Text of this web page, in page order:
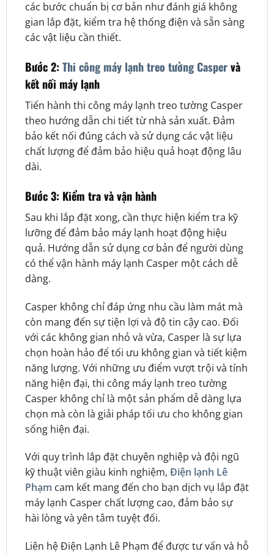
các bước chuẩn bị cơ bản như đánh giá không
gian lắp đặt, kiểm tra hệ thống điện và sẵn sàng
các vật liệu cần thiết.
Bước 2: Thi công máy lạnh treo tường Caspervà
kết nối máy lạnh
Tiến hành thi công máy lạnh treo tường Casper
theo hướng dẫn chi tiết từ nhà sản xuất. Đảm
bảo kết nối đúng cách và sử dụng các vật liệu
chất lượng để đảm bảo hiệu quả hoạt động lâu
dài.
Bước 3: Kiểm tra và vận hành
Sau khi lắp đặt xong, cần thực hiện kiểm tra kỹ
lưỡng để đảm bảo máy lạnh hoạt động hiệu
quả. Hướng dẫn sử dụng cơ bản để người dùng
có thể vận hành máy lạnh Casper một cách dễ
dàng.
Casper không chỉ đáp ứng nhu cầu làm mát mà
còn mang đến sự tiện lợi và độ tin cậy cao. Đối
với các không gian nhỏ và vừa, Casper là sự lựa
chọn hoàn hảo để tối ưu không gian và tiết kiệm
năng lượng. Với những ưu điểm vượt trội và tính
năng hiện đại, thi công máy lạnh treo tường
Casper không chỉ là một sản phẩm dễ dàng lựa
chọn mà còn là giải pháp tối ưu cho không gian
sống hiện đại.
Với quy trình lắp đặt chuyên nghiệp và đội ngũ
kỹ thuật viên giàu kinh nghiệm, Điện lạnh Lê
Phạm cam kết mang đến cho bạn dịch vụ lắp đặt
máy lạnh Casper chất lượng cao, đảm bảo sự
hài lòng và yên tâm tuyệt đối.
Liên hệ Điện Lạnh Lê Phạm để được tư vấn và hỗ